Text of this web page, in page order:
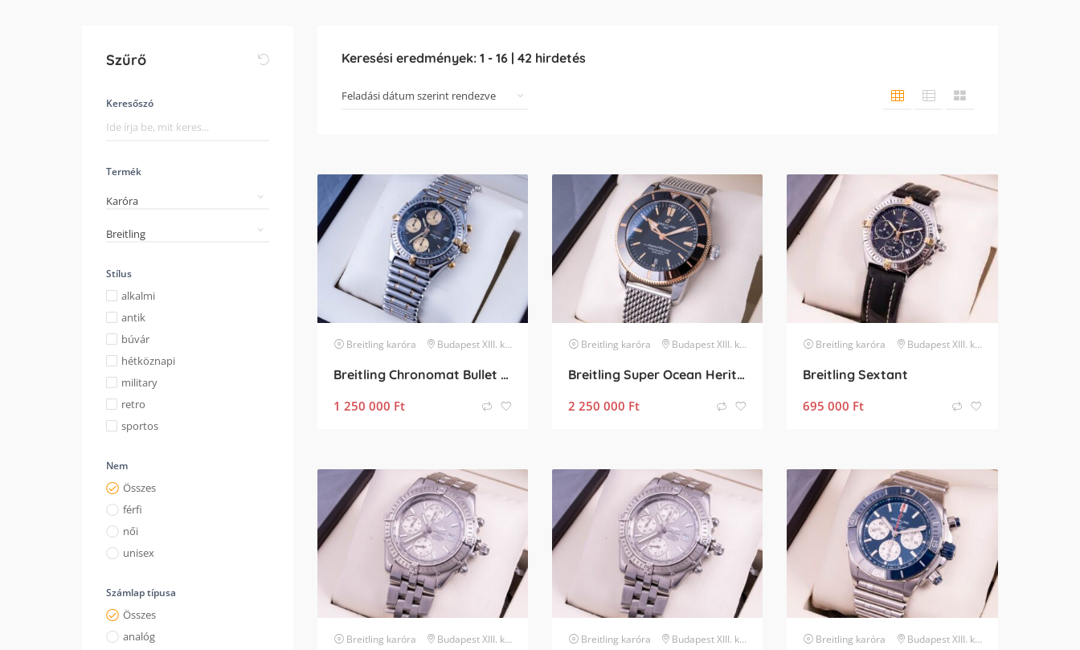
Szűrő
Keresőszó
Termék
Karóra
Breitling
Stílus
alkalmi
antik
búvár
hétköznapi
military
retro
sportos
Nem
Összes
férfi
női
unisex
Számlap típusa
Összes
analóg
Keresési eredmények: 1 - 16| 42 hirdetés
Breitling karóra Budapest XIII. kerület
Breitling Chronomat Bullet 18k
1 250 000 Ft
Breitling karóra Budapest XIII. kerület
Breitling Super Ocean Heritage II Gold
2 250 000 Ft
Breitling karóra Budapest XIII. kerület
Breitling Sextant
695 000 Ft
Breitling karóra Budapest XIII. kerület Breitling karóra Budapest XIII. kerület Breitling karóra Budapest XIII. kerület